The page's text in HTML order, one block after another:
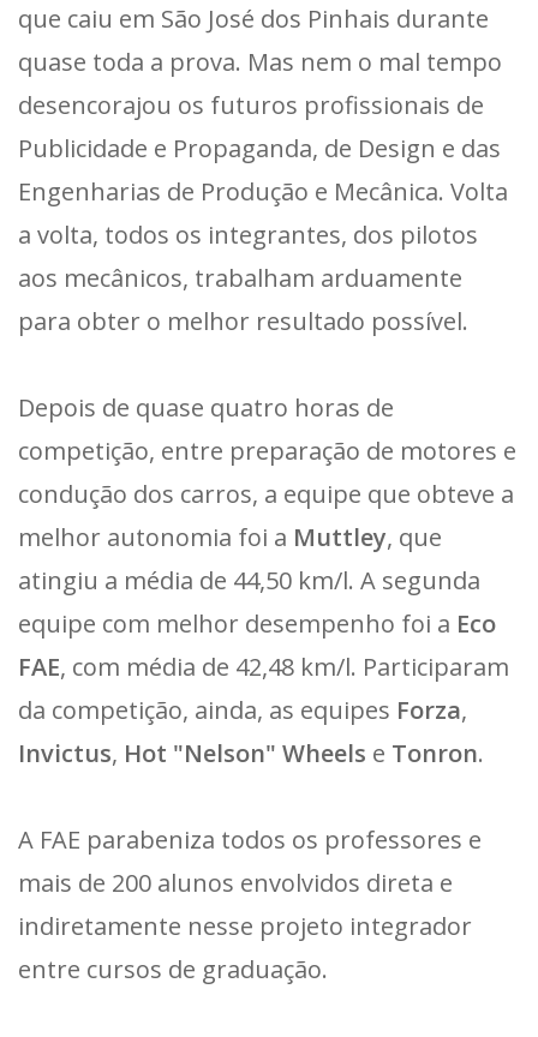
que caiu em São José dos Pinhais durante
quase toda a prova. Mas nem o mal tempo
desencorajou os futuros profissionais de
Publicidade e Propaganda, de Design e das
Engenharias de Produção e Mecânica. Volta
a volta, todos os integrantes, dos pilotos
aos mecânicos, trabalham arduamente
para obter o melhor resultado possível.
Depois de quase quatro horas de
competição, entre preparação de motores e
condução dos carros, a equipe que obteve a
melhor autonomia foi a Muttley, que
atingiu a média de 44,50 km/l. A segunda
equipe com melhor desempenho foi a Eco
FAE, com média de 42,48 km/l. Participaram
da competição, ainda, as equipes Forza,
Invictus, Hot "Nelson" Wheels e Tonron.
A FAE parabeniza todos os professores e
mais de 200 alunos envolvidos direta e
indiretamente nesse projeto integrador
entre cursos de graduação.